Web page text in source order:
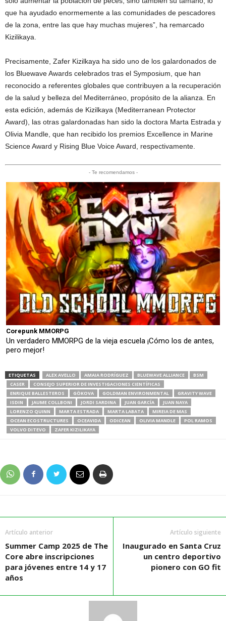
que ha ayudado enormemente a las comunidades de pescadores
de la zona, entre las que hay muchas mujeres”, ha remarcado
Kizilikaya.
Precisamente, Zafer Kizilkaya ha sido uno de los galardonados de
los Bluewave Awards celebrados tras el Symposium, que han
reconocido a referentes globales que contribuyen a la recuperación
de la salud y belleza del Mediterráneo, propósito de la alianza. En
esta edición, además de Kizilkaya (Mediterranean Protector
Award), las otras galardonadas han sido la doctora Marta Estrada y
Olivia Mandle, que han recibido los premios Excellence in Marine
Science Award y Rising Blue Voice Award, respectivamente.
- Te recomendamos -
Corepunk MMORPG
Un verdadero MMORPG de la vieja escuela ¡Cómo los de antes,
pero mejor!
ETIQUETAS ALEX AVELLO AMAIA RODRÍGUEZ BLUEWAVE ALLIANCE
BSM
CASER
CONSEJO SUPERIOR DE INVESTIGACIONES CIENTÍFICAS
ENRIQUE BALLESTEROS
GÖKOVA GOLDMAN ENVIRONMENTAL
GRAVITY WAVE
ISDIN
JAUME COLLBONI JORDI SARDINA JUAN GARCÍA
JUAN NAYA
LORENZO QUINN
MARTA ESTRADA MARTA LABATA
MIREIA DE MAS
OCEAN ECOSTRUCTURES
OCEAVIDA ODICEAN OLIVIA MANDLE
POL RAMOS
VOLVO DITEVO
ZAFER KIZILIKAYA
Artículo anterior
Summer Camp 2025 de The
Core abre inscripciones
para jóvenes entre 14 y 17
años
Artículo siguiente
Inaugurado en Santa Cruz
un centro deportivo
pionero con GO fit